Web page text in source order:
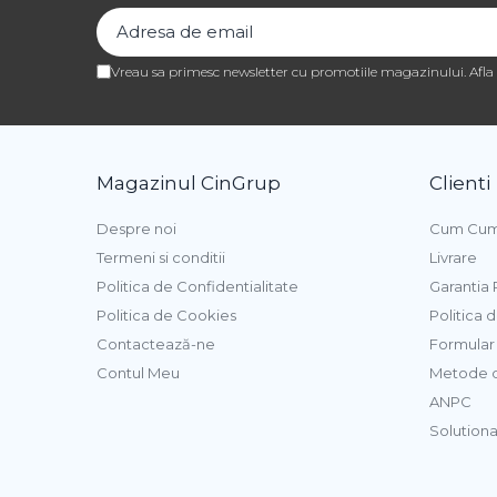
Umplutura Cozonac
Icing Pop Modecor
Icing / Pasta Modelatoare
Coloranti Alimentari
Coloranti Gel Hidrosolubili
Coloranti Pasta Liposolubili
Vreau sa primesc newsletter cu promotiile magazinului.
Magazinul CinGrup
Despre noi
Termeni si conditii
Politica de Confidentialitate
Politica de Cookies
Contactează-ne
Contul Meu
Clienti
Cum
Livrare
Garantia
Politica
Metode
ANPC